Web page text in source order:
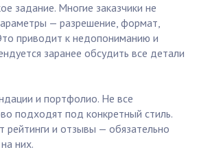
задание. Многие заказчики не
— разрешение, формат,
приводит к недопониманию и
заранее обсудить все детали
и портфолио. Не все
подходят под конкретный стиль.
рейтинги и отзывы — обязательно
них.